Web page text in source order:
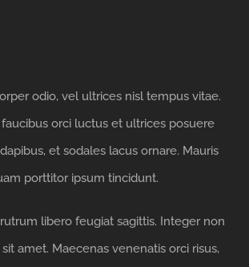
odio, vel ultrices nisl tempus vitae.
orci luctus et ultrices posuere
et sodales lacus ornare. Mauris
porttitor ipsum tincidunt.
libero feugiat sagittis. Integer non
amet. Maecenas venenatis orci risus,